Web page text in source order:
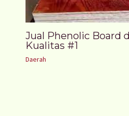
Jual Phenolic Board
Kualitas #1
Daerah